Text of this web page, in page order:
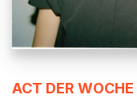
ACT DER WOCHE